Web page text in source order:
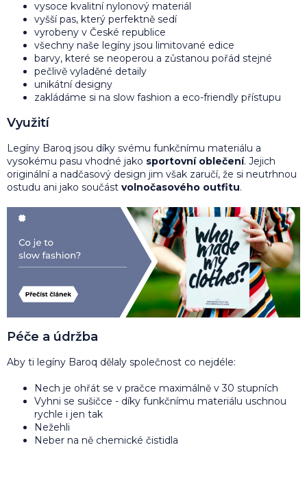
vysoce kvalitní nylonový materiál
vyšší pas, který perfektně sedí
vyrobeny v České republice
všechny naše legíny jsou limitované edice
barvy, které se neoperou a zůstanou pořád stejné
pečlivě vyladěné detaily
unikátní designy
zakládáme si na slow fashion a eco-friendly přístupu
Využití
Legíny Baroq jsou díky svému funkčnímu materiálu a
vysokému pasu vhodné jako sportovní oblečení. Jejich
originální a nadčasový design jim však zaručí, že si neutrhnou
ostudu ani jako součást volnočasového outfitu.
Péče a údržba
Aby ti legíny Baroq dělaly společnost co nejdéle:
Nech je ohřát se v pračce maximálně v 30 stupních
Vyhni se sušičce - díky funkčnímu materiálu uschnou
rychle i jen tak
Nežehli
Neber na ně chemické čistidla